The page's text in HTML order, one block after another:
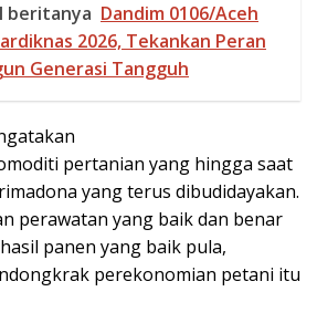
beritanya Dandim 0106/Aceh
2026, Tekankan Peran
Generasi Tangguh
pertanian yang hingga saat
yang terus dibudidayakan.
perawatan yang baik dan benar
panen yang baik pula,
perekonomian petani itu